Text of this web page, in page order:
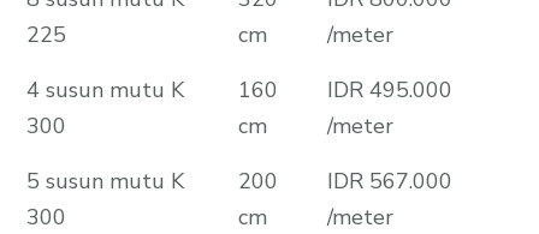
225
cm
/meter
4 susun mutu K
300
160
cm
IDR 495.000
/meter
5 susun mutu K
300
200
cm
IDR 567.000
/meter